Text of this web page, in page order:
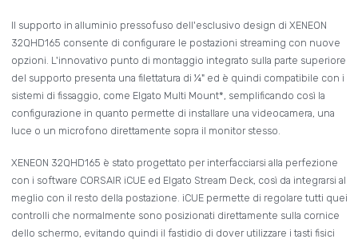
Il supporto in alluminio pressofuso dell'esclusivo design di XENEON
32QHD165 consente di configurare le postazioni streaming con nuove
opzioni. L'innovativo punto di montaggio integrato sulla parte superiore
del supporto presenta una filettatura di ¼" ed è quindi compatibile con i
sistemi di fissaggio, come Elgato Multi Mount*, semplificando così la
configurazione in quanto permette di installare una videocamera, una
luce o un microfono direttamente sopra il monitor stesso.
XENEON 32QHD165 è stato progettato per interfacciarsi alla perfezione
con i software CORSAIR iCUE ed Elgato Stream Deck, così da integrarsi al
meglio con il resto della postazione. iCUE permette di regolare tutti quei
controlli che normalmente sono posizionati direttamente sulla cornice
dello schermo, evitando quindi il fastidio di dover utilizzare i tasti fisici